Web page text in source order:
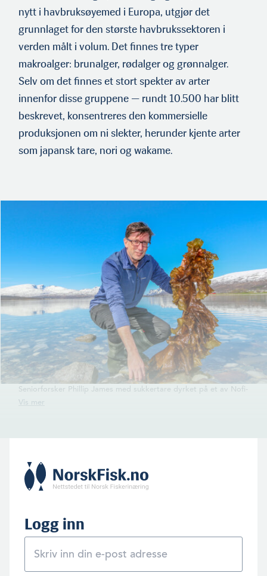
nytt i hav­bruksøyemed i Europa, utgjør det
grunnlaget for den største havbrukssektoren i
verden målt i volum. Det finnes tre typer
makroalger: brunalger, rødalger og grønnalger.
Selv om det finnes et stort spekter av arter
innenfor disse gruppene — rundt 10.500 har blitt
beskrevet, konsentreres den kommersielle
produksjonen om ni slekter, herunder kjente arter
som japansk tare, nori og wakame.
Seniorforsker Phillip James med sukkertare dyrket på et av Nofi­
mas eksperimentelle produksjonssteder i Nord-Norge. (Foto: Emil
Logg inn